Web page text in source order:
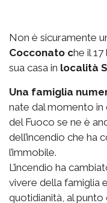
Non è sicuramente
Cocconato che il
sua casa in località
Una famiglia
nate dal momento in
del Fuoco se ne è
dell’incendio che ha
l’immobile.
L’incendio ha
vivere della famiglia
quotidianità, al